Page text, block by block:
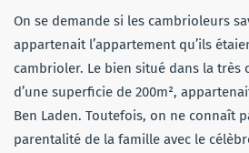
On se demande si les cambrioleurs
appartenait l’appartement qu’ils
cambrioler. Le bien situé dans la très
d’une superficie de 200m²,
Ben Laden. Toutefois, on ne connaît
parentalité de la famille avec le